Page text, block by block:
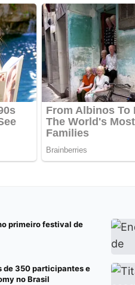
primeiro festival de
de 350 participantes e
no Brasil